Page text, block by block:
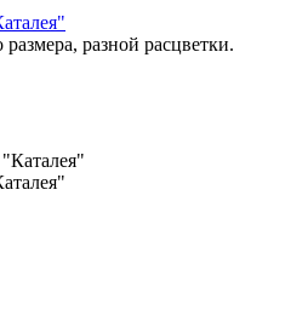
разной расцветки.